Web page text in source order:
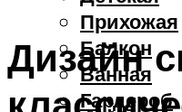
Прихожая
Балкон
Ванная
Гардероб
Дизайн